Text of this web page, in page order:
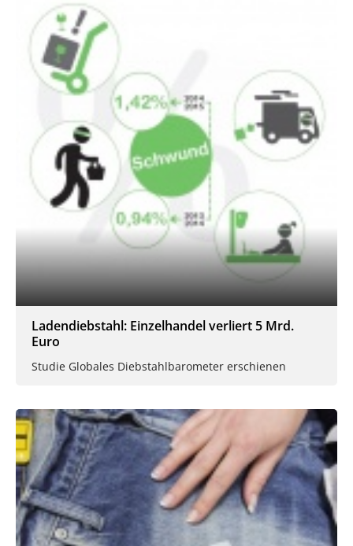
Ladendiebstahl: Einzelhandel verliert 5 Mrd.
Euro
Studie Globales Diebstahlbarometer erschienen